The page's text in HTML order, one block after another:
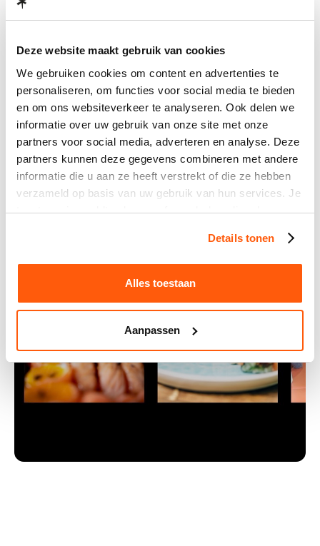
Deze website maakt gebruik van cookies
We gebruiken cookies om content en advertenties te
personaliseren, om functies voor social media te bieden
en om ons websiteverkeer te analyseren. Ook delen we
informatie over uw gebruik van onze site met onze
partners voor social media, adverteren en analyse. Deze
partners kunnen deze gegevens combineren met andere
informatie die u aan ze heeft verstrekt of die ze hebben
verzameld op basis van uw gebruik van hun services. Je
toestemming geldt ook voor afspraak.domslim.nl en
Details tonen
Alles toestaan
Aanpassen